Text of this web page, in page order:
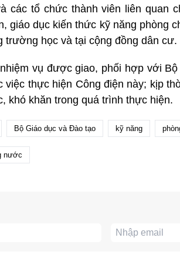
các tổ chức thành viên liên quan
giáo dục kiến thức kỹ năng phòng
trường học và tại cộng đồng dân cư.
vụ được giao, phối hợp với
việc thực hiện Công điện này; kịp
khó khăn trong quá trình thực hiện.
Bộ Giáo dục và Đào tạo kỹ năng
nước